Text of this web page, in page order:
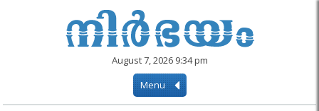
August 7, 2026 9:34 pm
Menu